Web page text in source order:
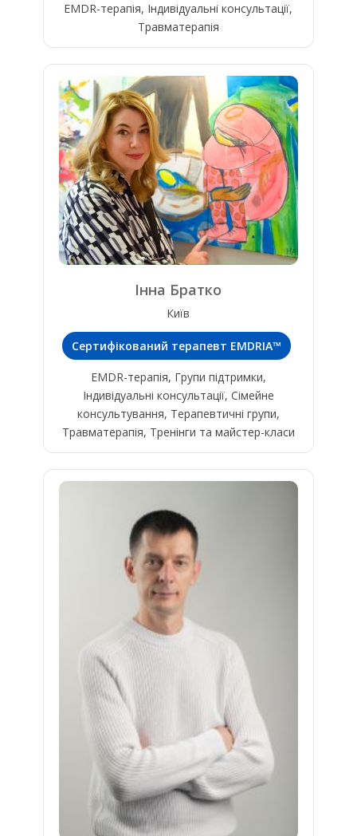
EMDR-терапія, Індивідуальні консультації,
Травматерапія
Інна Братко
Київ
Сертифікований терапевт EMDRIA™
EMDR-терапія, Групи підтримки,
Індивідуальні консультації, Сімейне
консультування, Терапевтичні групи,
Травматерапія, Тренінги та майстер-класи